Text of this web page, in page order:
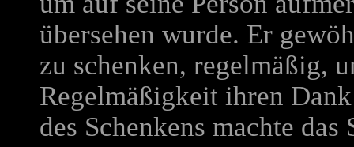
übersehen wurde. Er
zu schenken, regelmäßig,
Regelmäßigkeit ihren
des Schenkens machte